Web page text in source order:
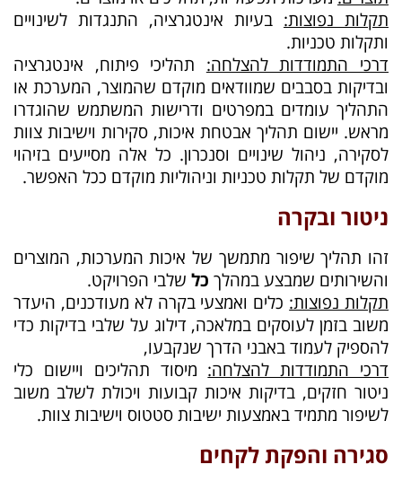
תקלות נפוצות: בעיות אינטגרציה, התנגדות לשינויים
ותקלות טכניות.
דרכי התמודדות להצלחה: תהליכי פיתוח, אינטגרציה
ובדיקות בסבבים שמוודאים מוקדם שהמוצר, המערכת או
התהליך עומדים במפרטים ודרישות המשתמש שהוגדרו
מראש. יישום תהליך אבטחת איכות, סקירות וישיבות צוות
לסקירה, ניהול שינויים וסנכרון. כל אלה מסייעים בזיהוי
מוקדם של תקלות טכניות וניהוליות מוקדם ככל האפשר.
ניטור ובקרה
זהו תהליך שיפור מתמשך של איכות המערכות, המוצרים
והשירותים שמבצע במהלך כל שלבי הפרויקט.
תקלות נפוצות: כלים ואמצעי בקרה לא מעודכנים, היעדר
משוב בזמן לעוסקים במלאכה, דילוג על שלבי בדיקות כדי
להספיק לעמוד באבני הדרך שנקבעו,
דרכי התמודדות להצלחה: מיסוד תהליכים ויישום כלי
ניטור חזקים, בדיקות איכות קבועות ויכולת לשלב משוב
לשיפור מתמיד באמצעות ישיבות סטטוס וישיבות צוות.
סגירה והפקת לקחים